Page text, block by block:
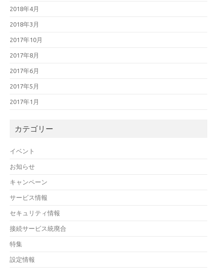
2018年4月
2018年3月
2017年10月
2017年8月
2017年6月
2017年5月
2017年1月
カテゴリー
イベント
お知らせ
キャンペーン
サービス情報
セキュリティ情報
接続サービス統廃合
特集
設定情報